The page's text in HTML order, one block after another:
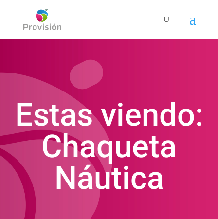
Estas viendo:
Chaqueta
Náutica